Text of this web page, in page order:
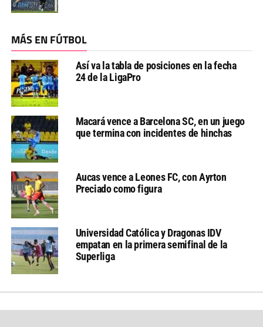
MÁS EN FÚTBOL
Así va la tabla de posiciones en la fecha
24 de la LigaPro
Macará vence a Barcelona SC, en un juego
que termina con incidentes de hinchas
Aucas vence a Leones FC, con Ayrton
Preciado como figura
Universidad Católica y Dragonas IDV
empatan en la primera semifinal de la
Superliga